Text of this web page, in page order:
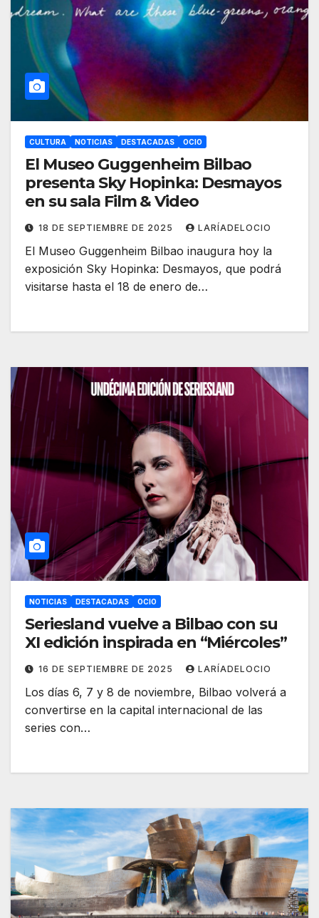
CULTURA NOTICIAS DESTACADAS OCIO
El Museo Guggenheim Bilbao
presenta Sky Hopinka: Desmayos
en su sala Film & Video
18 DE SEPTIEMBRE DE 2025 LARÍADELOCIO
El Museo Guggenheim Bilbao inaugura hoy la
exposición Sky Hopinka: Desmayos, que podrá
visitarse hasta el 18 de enero de…
NOTICIAS DESTACADAS OCIO
Seriesland vuelve a Bilbao con su
XI edición inspirada en “Miércoles”
16 DE SEPTIEMBRE DE 2025 LARÍADELOCIO
Los días 6, 7 y 8 de noviembre, Bilbao volverá a
convertirse en la capital internacional de las
series con…